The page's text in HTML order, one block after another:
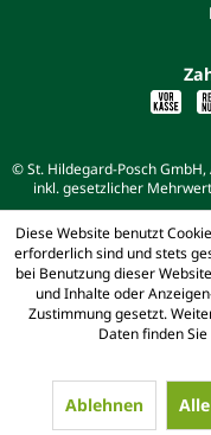
© St. Hildegard-Posch
inkl. gesetzlicher
Diese Website benutzt
erforderlich sind und stets
bei Benutzung dieser
und Inhalte oder
Zustimmung gesetzt.
Daten finden
Ablehnen